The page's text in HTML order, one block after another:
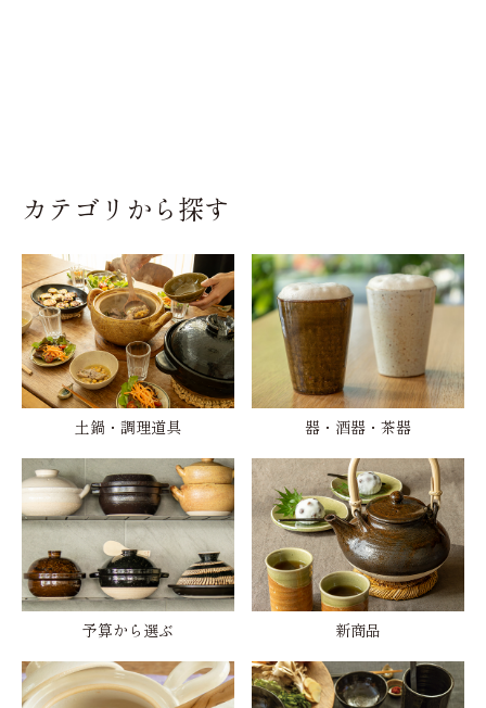
カテゴリから探す
土鍋・調理道具 器・酒器・茶器
予算から選ぶ 新商品